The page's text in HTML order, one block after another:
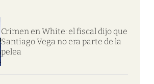
Crimen en White: el fiscal dijo que
Santiago Vega no era parte de la
pelea